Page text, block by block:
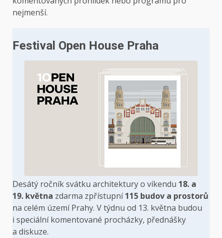
nejmenší.
Festival Open House Praha
Desátý ročník svátku architektury o víkendu 18. a
19. května zdarma zpřístupní115 budov a prostorů
na celém území Prahy. V týdnu od 13. května budou
i speciální komentované procházky, přednášky
a diskuze.